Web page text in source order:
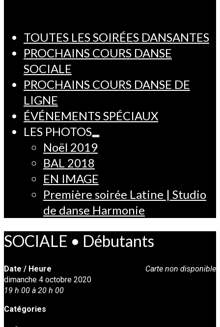
TOUTES LES SOIRÉES DANSANTES
PROCHAINS COURS DANSE
SOCIALE
PROCHAINS COURS DANSE DE
LIGNE
ÉVÉNEMENTS SPÉCIAUX
LES PHOTOS
Noël 2019
BAL 2018
EN IMAGE
Première soirée Latine | Studio
de danse Harmonie
SOCIALE • Débutants
Carte non disponible
Date / Heure
dimanche 4 octobre 2020
19 h 00 à 20 h 00
Catégories